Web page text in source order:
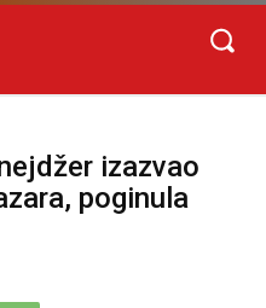
izazvao
poginula